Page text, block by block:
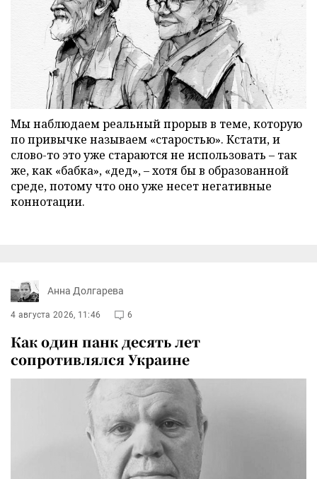
Мы наблюдаем реальный прорыв в теме, которую
по привычке называем «старостью». Кстати, и
слово-то это уже стараются не использовать – так
же, как «бабка», «дед», – хотя бы в образованной
среде, потому что оно уже несет негативные
коннотации.
Анна Долгарева
4 августа 2026, 11:46 6
Как один панк десять лет
сопротивлялся Украине